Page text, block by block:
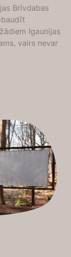
Brīvdabas
Igaunijas
vairs nevar